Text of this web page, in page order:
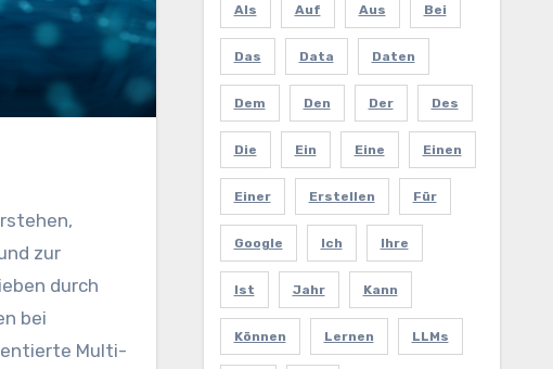
zur
durch
bei
Multi-
Als Auf Aus Bei
Das Data Daten
Dem Den Der Des
Die Ein Eine Einen
Einer Erstellen Für
Google Ich Ihre
Ist Jahr Kann
Können Lernen LLMs